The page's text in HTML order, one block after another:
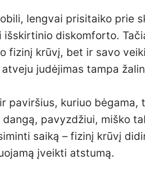
lengvai prisitaiko prie
diskomforto.
fizinį krūvį, bet ir savo
judėjimas tampa
paviršius, kuriuo
pavyzdžiui, miško
saiką – fizinį krūvį
įveikti atstumą.